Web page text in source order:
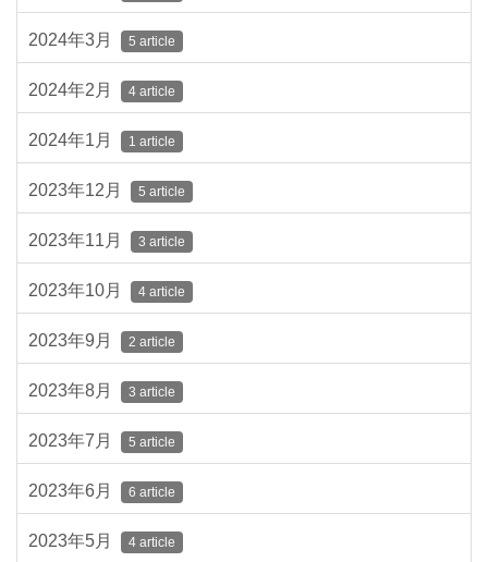
2024年3月 5 article
2024年2月 4 article
2024年1月 1 article
2023年12月 5 article
2023年11月 3 article
2023年10月 4 article
2023年9月 2 article
2023年8月 3 article
2023年7月 5 article
2023年6月 6 article
2023年5月 4 article